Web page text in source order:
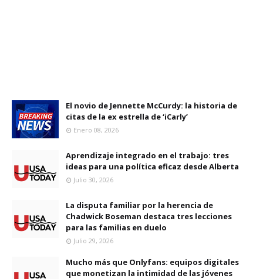
El novio de Jennette McCurdy: la historia de
citas de la ex estrella de ‘iCarly’
Enero 08, 2026
Aprendizaje integrado en el trabajo: tres
ideas para una política eficaz desde Alberta
Julio 30, 2026
La disputa familiar por la herencia de
Chadwick Boseman destaca tres lecciones
para las familias en duelo
Julio 29, 2026
Mucho más que Onlyfans: equipos digitales
que monetizan la intimidad de las jóvenes